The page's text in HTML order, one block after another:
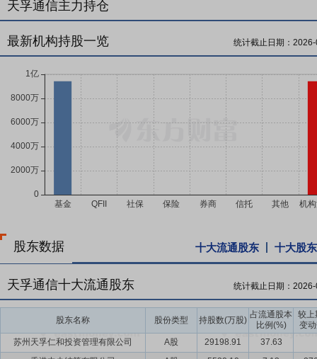
天孚通信主力持仓
最新机构持股一览 统计截止日期：
股东数据 十大流通股东 十大股东
天孚通信十大流通股东 统计截止日期：
股东名称 股份类型 持股数(万股)
占流通股本
比例(%)
较上
变
苏州天孚仁和投资管理有限公司
A股 29198.91
37.63